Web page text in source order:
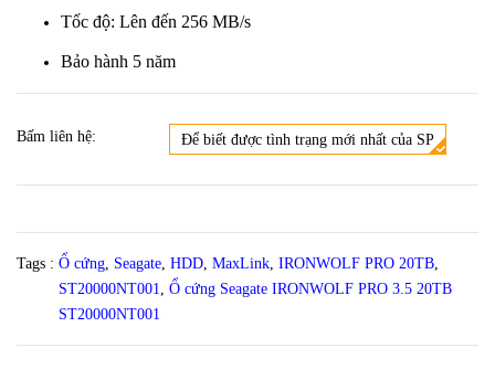
Tốc độ: Lên đến 256 MB/s
Bảo hành 5 năm
Bấm liên hệ: Để biết được tình trạng mới nhất của SP
Tags : Ổ cứng Seagate HDD MaxLink IRONWOLF PRO 20TB
ST20000NT001
Ổ cứng Seagate IRONWOLF PRO 3.5 20TB
ST20000NT001